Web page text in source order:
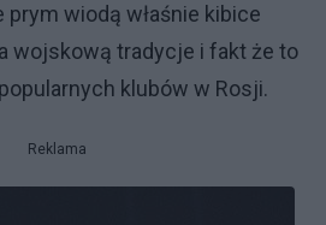
prym wiodą właśnie kibice
wojskową tradycje i fakt że to
klubów w Rosji.
Reklama